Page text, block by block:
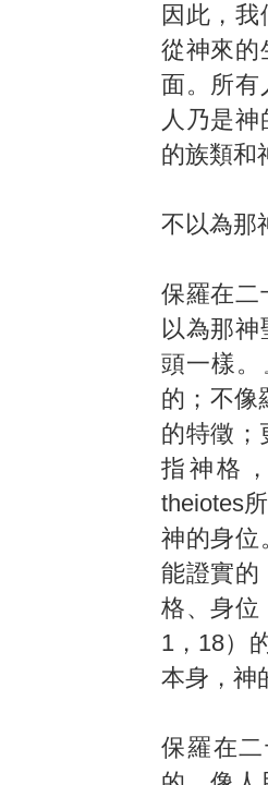
因此，
從神來的
面。所有
人乃是
的族類和
不以為那
保羅在二
以為那
頭一樣
的；不像
的特徵；
指神格
theiotes
神的身位
能證實的
格、身位
1，18）
本身，神
保羅在